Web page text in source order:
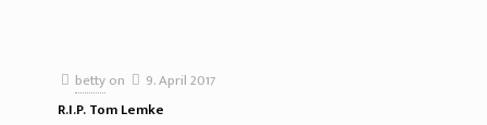
bettyon
9. April 2017
R.I.P. Tom Lemke